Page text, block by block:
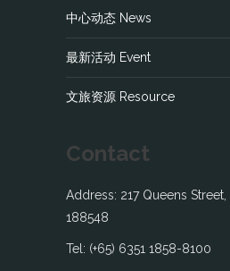
中心动态 News
最新活动 Event
文旅资源 Resource
Contact
Address: 217 Queens
188548
Tel: (+65) 6351 1858-8100